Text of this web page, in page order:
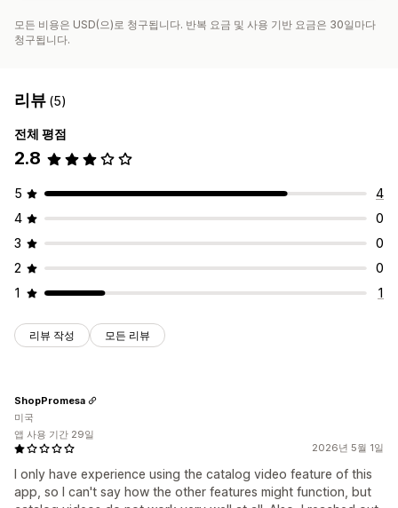
모든 비용은 USD(으)로 청구됩니다. 반복 요금 및 사용 기반 요금은 30일마다
청구됩니다.
리뷰 (5)
전체 평점
2.8
5
4
4
0
3
0
2
0
1
1
리뷰 작성 모든 리뷰
2026년 5월 1일
I only have experience using the catalog video feature of this
app, so I can't say how the other features might function, but
ShopPromesa
미국
앱 사용 기간 29일